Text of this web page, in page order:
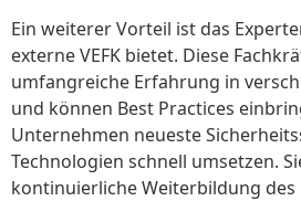
Ein weiterer Vorteil ist das
externe VEFK bietet. Diese
umfangreiche Erfahrung in
und können Best Practices
Unternehmen neueste
Technologien schnell umsetzen.
kontinuierliche Weiterbildung des